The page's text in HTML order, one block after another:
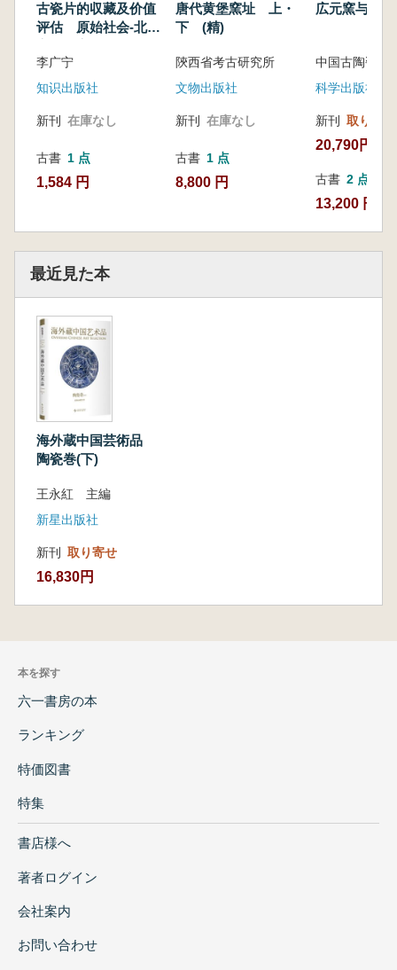
古瓷片的収藏及价值
评估 原始社会-北
セット
李广宁
知识出版社
新刊 在庫なし
古書 1 点
1,584 円
唐代黄堡窯址 上・
下 (精)
陝西省考古研究所
文物出版社
新刊 在庫なし
古書 1 点
8,800 円
広元窯与川
中国古陶瓷
科学出版社
新刊 取り寄せ
20,790円
古書 2 点
13,200 円~
最近見た本
海外蔵中国芸術品
陶瓷巻(下)
王永紅 主編
新星出版社
新刊 取り寄せ
16,830円
本を探す
六一書房の本
ランキング
特価図書
特集
書店様へ
著者ログイン
会社案内
お問い合わせ